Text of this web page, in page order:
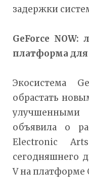
задержки
GeForce NOW:
платформа для
Экосистема
обрастать
улучшенными
объявила о
Electronic
сегодняшнего
V на платформе